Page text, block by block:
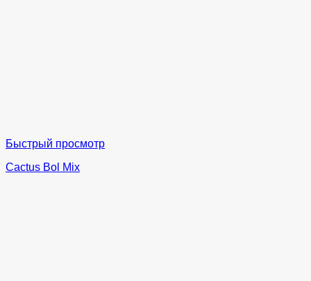
Быстрый просмотр
Cactus Bol Mix